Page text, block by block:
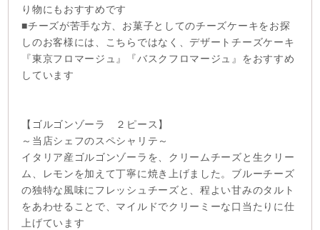
り物にもおすすめです
■チーズが苦手な方、お菓子としてのチーズケーキをお探
しのお客様には、こちらではなく、デザートチーズケーキ
『東京フロマージュ』『バスクフロマージュ』をおすすめ
しています
【ゴルゴンゾーラ ２ピース】
～当店シェフのスペシャリテ～
イタリア産ゴルゴンゾーラを、クリームチーズと生クリー
ム、レモンを加えて丁寧に焼き上げました。ブルーチーズ
の独特な風味にフレッシュチーズと、程よい甘みのタルト
をあわせることで、マイルドでクリーミーな口当たりに仕
上げています